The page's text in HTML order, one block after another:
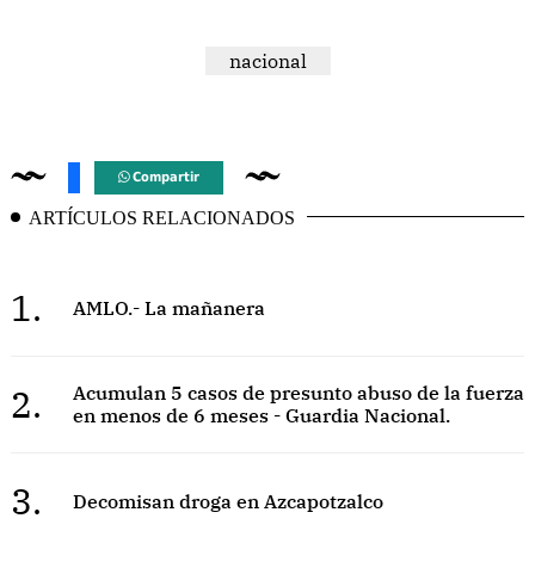
nacional
Compartir
ARTÍCULOS RELACIONADOS
1. AMLO.- La mañanera
2.
Acumulan 5 casos de presunto abuso de la fuerza
en menos de 6 meses - Guardia Nacional.
3. Decomisan droga en Azcapotzalco